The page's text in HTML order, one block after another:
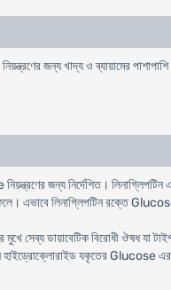
জন্য খাদ্য ও ব্যায়ামের
নিয়ন্ত্রণের জন্য নির্দেশিত।
এভাবে লিনাগ্লিপটিন রক্তে
সেব্য ডায়াবেটিক বিরোধী ঔষধ যা
হাইড্রোক্লোরাইড যকৃতের Glucose